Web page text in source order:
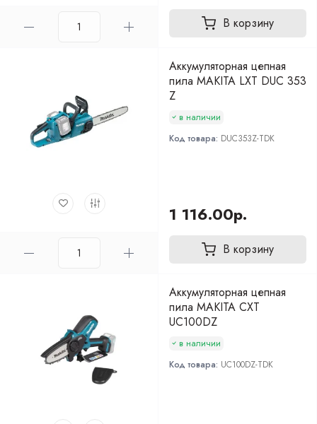
В корзину
Аккумуляторная цепная
пила MAKITA LXT DUC 353
Z
в наличии
Код товара: DUC353Z-TDK
1 116.00р.
В корзину
Аккумуляторная цепная
пила MAKITA CXT
UC100DZ
в наличии
Код товара: UC100DZ-TDK